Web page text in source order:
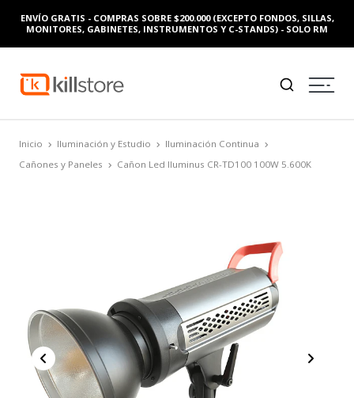
ENVÍO GRATIS - COMPRAS SOBRE $200.000 (EXCEPTO FONDOS, SILLAS,
MONITORES, GABINETES, INSTRUMENTOS Y C-STANDS) - SOLO RM
Inicio Iluminación y Estudio
Iluminación Continua
Cañones y Paneles
Cañon Led Iluminus CR-TD100 100W 5.600K